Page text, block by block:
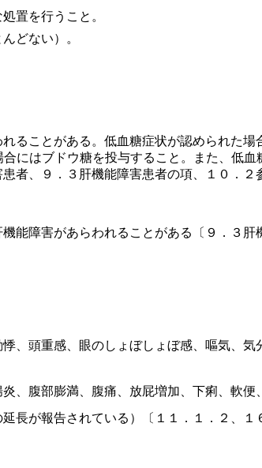
どない）。
長が報告されている）〔１１．１．２、１
置を行うこと。
ることがある。低血糖症状が認められた場
にはブドウ糖を投与すること。また、低血
者、９．３肝機能障害患者の項、１０．２
能障害があらわれることがある〔９．３肝
、頭重感、眼のしょぼしょぼ感、嘔気、気
、腹部膨満、腹痛、放屁増加、下痢、軟便